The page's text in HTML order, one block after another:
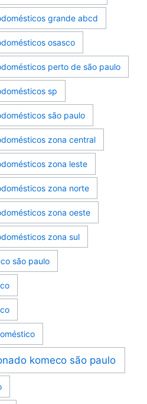
grande abcd
osasco
perto de são paulo
sp
são paulo
zona central
zona leste
zona norte
zona oeste
zona sul
são paulo
komeco são paulo